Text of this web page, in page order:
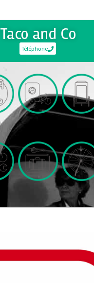
Taco and Co
Téléphone